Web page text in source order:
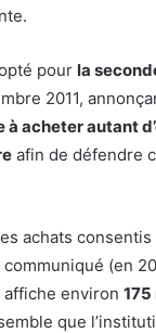
pour la
2011,
à acheter autant
afin de défendre
achats consentis
(en
affiche environ
que